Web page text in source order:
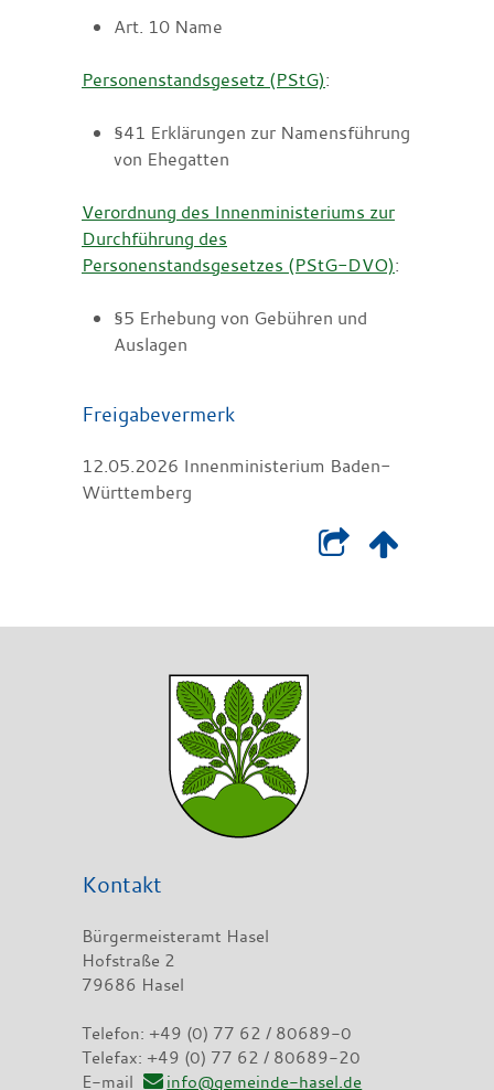
Art. 10 Name
Personenstandsgesetz (PStG):
§41 Erklärungen zur Namensführung
von Ehegatten
Verordnung des Innenministeriums zur
Durchführung des
Personenstandsgesetzes (PStG-DVO):
§5 Erhebung von Gebühren und
Auslagen
Freigabevermerk
12.05.2026 Innenministerium Baden-
Württemberg
Kontakt
Bürgermeisteramt Hasel
Hofstraße 2
79686 Hasel
Telefon: +49 (0) 77 62 / 80689-0
Telefax: +49 (0) 77 62 / 80689-20
E-mail
info@gemeinde-hasel.de